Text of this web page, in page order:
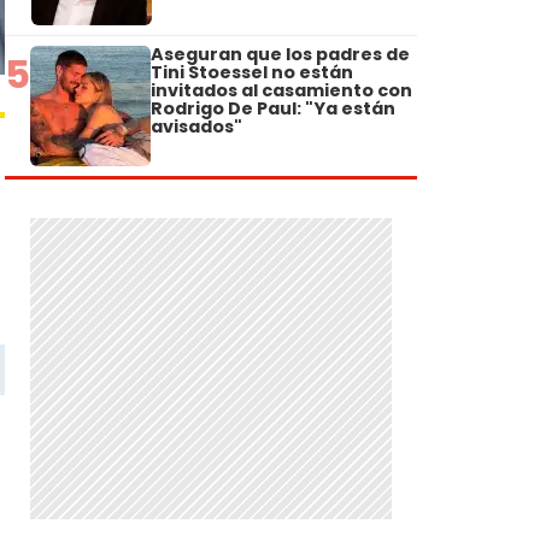
5 Aseguran que los padres de
Tini Stoessel no están
invitados al casamiento con
Rodrigo De Paul: "Ya están
avisados"